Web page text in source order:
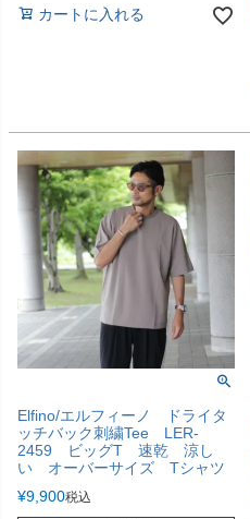
カートに入れる
Elfino/エルフィーノ ドライタ
ッチバック刺繍Tee LER-
2459 ビッグT 速乾 涼し
い オーバーサイズ Tシャツ
¥9,900税込